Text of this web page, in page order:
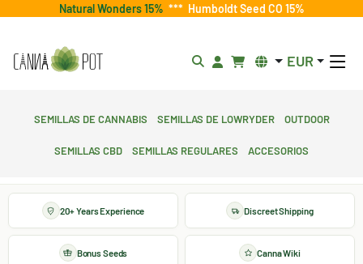
Natural Wonders 15% *** Humboldt Seed CO 15%
EUR
Semillas de cannabis Semillas de lowryder Outdoor
Semillas CBD Semillas regulares Accesorios
20+ Years Experience Discreet Shipping
Bonus Seeds Canna Wiki